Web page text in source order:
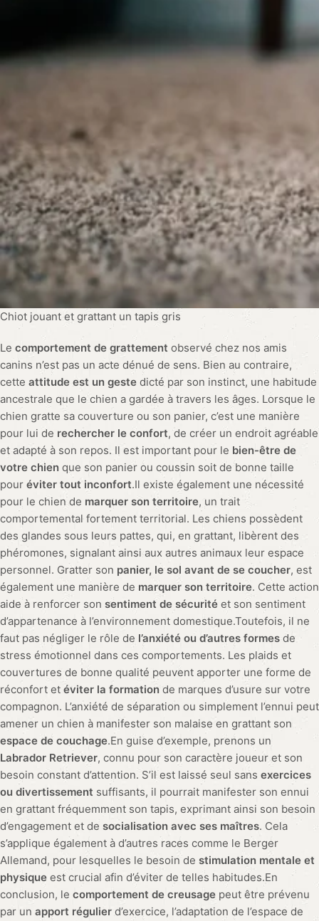
Chiot jouant et grattant un tapis gris
Le comportement de grattement observé chez nos amis
canins n’est pas un acte dénué de sens. Bien au contraire,
cette attitude est un geste dicté par son instinct, une habitude
ancestrale que le chien a gardée à travers les âges. Lorsque le
chien gratte sa couverture ou son panier, c’est une manière
pour lui de rechercher le confort, de créer un endroit agréable
et adapté à son repos. Il est important pour le bien-être de
votre chien que son panier ou coussin soit de bonne taille
pour éviter tout inconfort.Il existe également une nécessité
pour le chien de marquer son territoire, un trait
comportemental fortement territorial. Les chiens possèdent
des glandes sous leurs pattes, qui, en grattant, libèrent des
phéromones, signalant ainsi aux autres animaux leur espace
personnel. Gratter son panier, le sol avant de se coucher, est
également une manière demarquer son territoire. Cette action
aide à renforcer son sentiment de sécurité et son sentiment
d’appartenance à l’environnement domestique.Toutefois, il ne
faut pas négliger le rôle de l’anxiété ou d’autres formes de
stress émotionnel dans ces comportements. Les plaids et
couvertures de bonne qualité peuvent apporter une forme de
réconfort et éviter la formation de marques d’usure sur votre
compagnon. L’anxiété de séparation ou simplement l’ennui peut
amener un chien à manifester son malaise en grattant son
espace de couchage.En guise d’exemple, prenons un
Labrador Retriever, connu pour son caractère joueur et son
besoin constant d’attention. S’il est laissé seul sans exercices
ou divertissement suffisants, il pourrait manifester son ennui
en grattant fréquemment son tapis, exprimant ainsi son besoin
d’engagement et de socialisation avec ses maîtres. Cela
s’applique également à d’autres races comme le Berger
Allemand, pour lesquelles le besoin de stimulation mentale et
physique est crucial afin d’éviter de telles habitudes.En
conclusion, le comportement de creusage peut être prévenu
par un apport régulier d’exercice, l’adaptation de l’espace de